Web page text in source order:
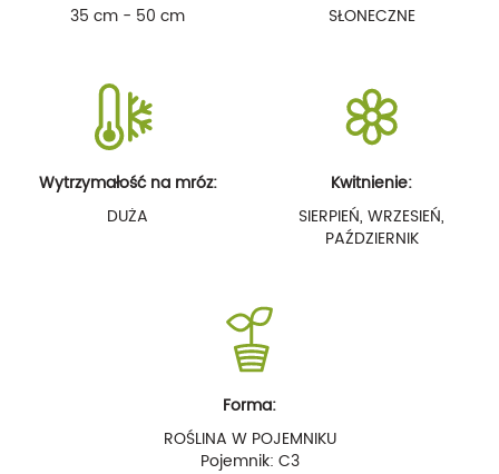
35 cm - 50 cm
SŁONECZNE
Wytrzymałość na mróz:
DUŻA
Kwitnienie:
SIERPIEŃ, WRZESIEŃ,
PAŹDZIERNIK
Forma:
ROŚLINA W POJEMNIKU
Pojemnik: C3